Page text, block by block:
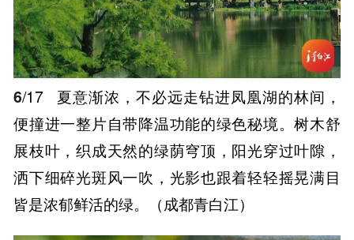
6/17
夏意渐浓，不必远走钻进凤凰湖的林间，
便撞进一整片自带降温功能的绿色秘境。树木舒
展枝叶，织成天然的绿荫穹顶，阳光穿过叶隙，
洒下细碎光斑风一吹，光影也跟着轻轻摇晃满目
皆是浓郁鲜活的绿。（成都青白江）